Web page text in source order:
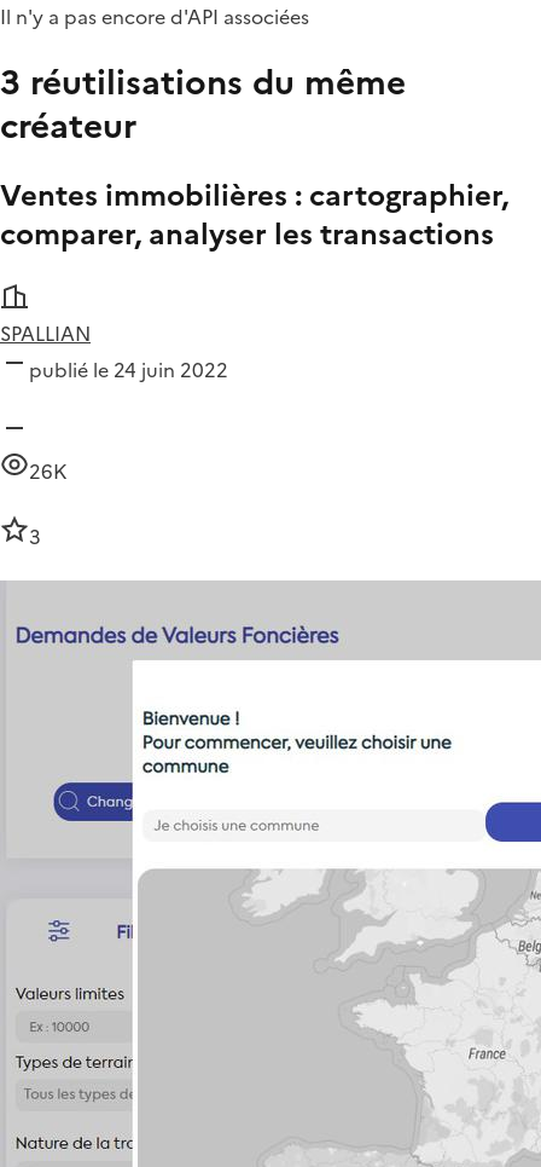
Il n'y a pas encore d'API associées
3 réutilisations du même
créateur
Ventes immobilières : cartographier,
comparer, analyser les transactions
SPALLIAN
publié le 24 juin 2022
26K
3